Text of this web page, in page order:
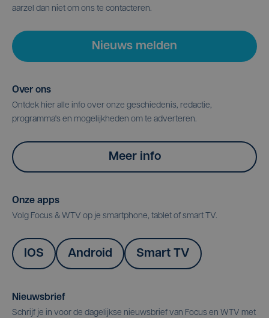
aarzel dan niet om ons te contacteren.
Nieuws melden
Over ons
Ontdek hier alle info over onze geschiedenis, redactie,
programma's en mogelijkheden om te adverteren.
Meer info
Onze apps
Volg Focus & WTV op je smartphone, tablet of smart TV.
IOS Android Smart TV
Nieuwsbrief
Schrijf je in voor de dagelijkse nieuwsbrief van Focus en WTV met